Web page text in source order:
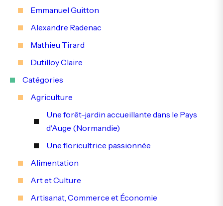
Emmanuel Guitton
Alexandre Radenac
Mathieu Tirard
Dutilloy Claire
Catégories
Agriculture
Une forêt-jardin accueillante dans le Pays
d'Auge (Normandie)
Une floricultrice passionnée
Alimentation
Art et Culture
Artisanat, Commerce et Économie